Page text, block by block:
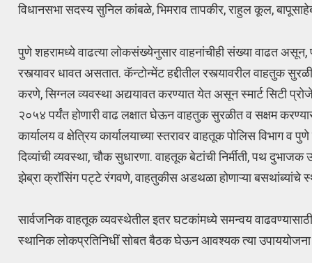
विधानसभा सदस्य सुनिल कांबळे, भिमराव तापकीर, राहुल कूल,
पुणे शहरामध्ये वाढत्या लोकसंख्येनुसार वाहनांचीही संख्या वाढत
रस्त्यावर धावत असतात. कॅन्टोन्मेंट हद्दीतील रस्त्यावरील वाहतुक
करणे, सिग्नल व्यवस्था अद्ययावत करण्यात येत असून स्मार्ट सिटी
२०५४ पर्यंत होणारी वाढ लक्षात घेऊन वाहतुक सुरळीत व सक्षम
कार्यालय व क्षेत्रिय कार्यालयाच्या स्तरावर वाहतूक पोलिस विभाग
दिव्यांची व्यवस्था, चौक सुधारणा. वाहतूक बेटांची निर्मीती, पथ
झेब्रा क्रॉसिंग पट्टे रंगवणे, वाहतुकीस अडथळा होणाऱ्या
सार्वजनिक वाहतूक व्यवस्थेतील इतर घटकांमध्ये समन्वय
स्थानिक लोकप्रतिनिधीं सोबत बैठक घेऊन आवश्यक त्या उपाययोजना